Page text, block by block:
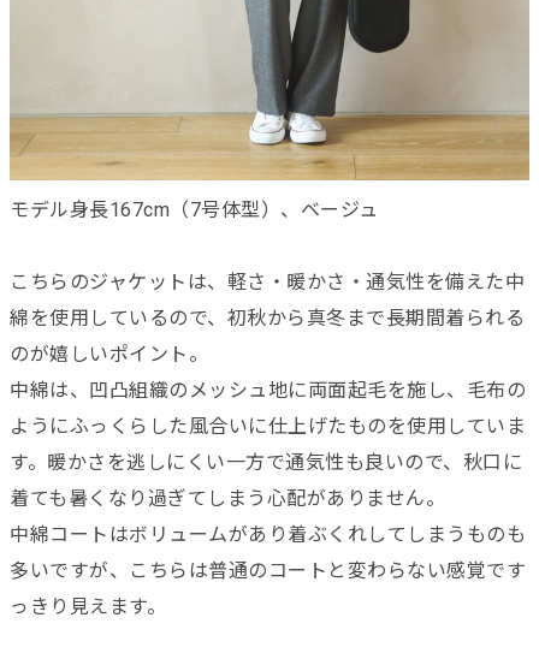
モデル身長167cm（7号体型）、ベージュ
こちらのジャケットは、軽さ・暖かさ・通気性を備えた中
綿を使用しているので、初秋から真冬まで長期間着られる
のが嬉しいポイント。
中綿は、凹凸組織のメッシュ地に両面起毛を施し、毛布の
ようにふっくらした風合いに仕上げたものを使用していま
す。暖かさを逃しにくい一方で通気性も良いので、秋口に
着ても暑くなり過ぎてしまう心配がありません。
中綿コートはボリュームがあり着ぶくれしてしまうものも
多いですが、こちらは普通のコートと変わらない感覚です
っきり見えます。